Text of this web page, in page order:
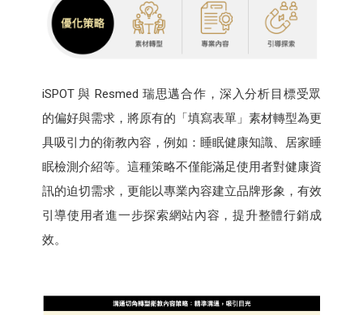
iSPOT 與 Resmed 瑞思邁合作，深入分析目標受眾
的偏好與需求，將原有的「填寫表單」素材轉型為更
具吸引力的衛教內容，例如：睡眠健康知識、居家睡
眠檢測介紹等。這種策略不僅能滿足使用者對健康資
訊的迫切需求，更能以專業內容建立品牌形象，有效
引導使用者進一步探索網站內容，提升整體行銷成
效。